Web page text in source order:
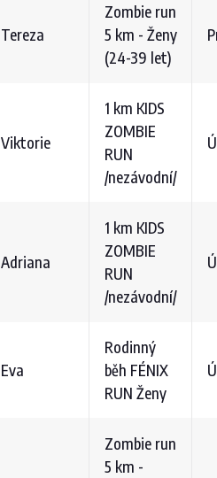
Tereza
Zombie run
5 km - Ženy
(24-39 let)
Viktorie
1 km KIDS
ZOMBIE
RUN
/nezávodní/
Adriana
1 km KIDS
ZOMBIE
RUN
/nezávodní/
Eva
Rodinný
běh FÉNIX
RUN Ženy
Zombie run
5 km -